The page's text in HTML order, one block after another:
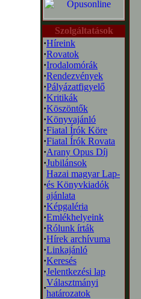
Szolgáltatások
·Híreink
·Rovatok
·Irodalomórák
·Rendezvények
·Pályázatfigyelő
·Kritikák
·Köszöntők
·Könyvajánló
·Fiatal Írók Köre
·Fiatal Írók Rovata
·Arany Opus Díj
·Jubilánsok
·
Hazai magyar Lap-
és Könyvkiadók
ajánlata
·Képgaléria
·Emlékhelyeink
·Rólunk írták
·Hírek archívuma
·Linkajánló
·Keresés
·Jelentkezési lap
·
Választmányi
határozatok